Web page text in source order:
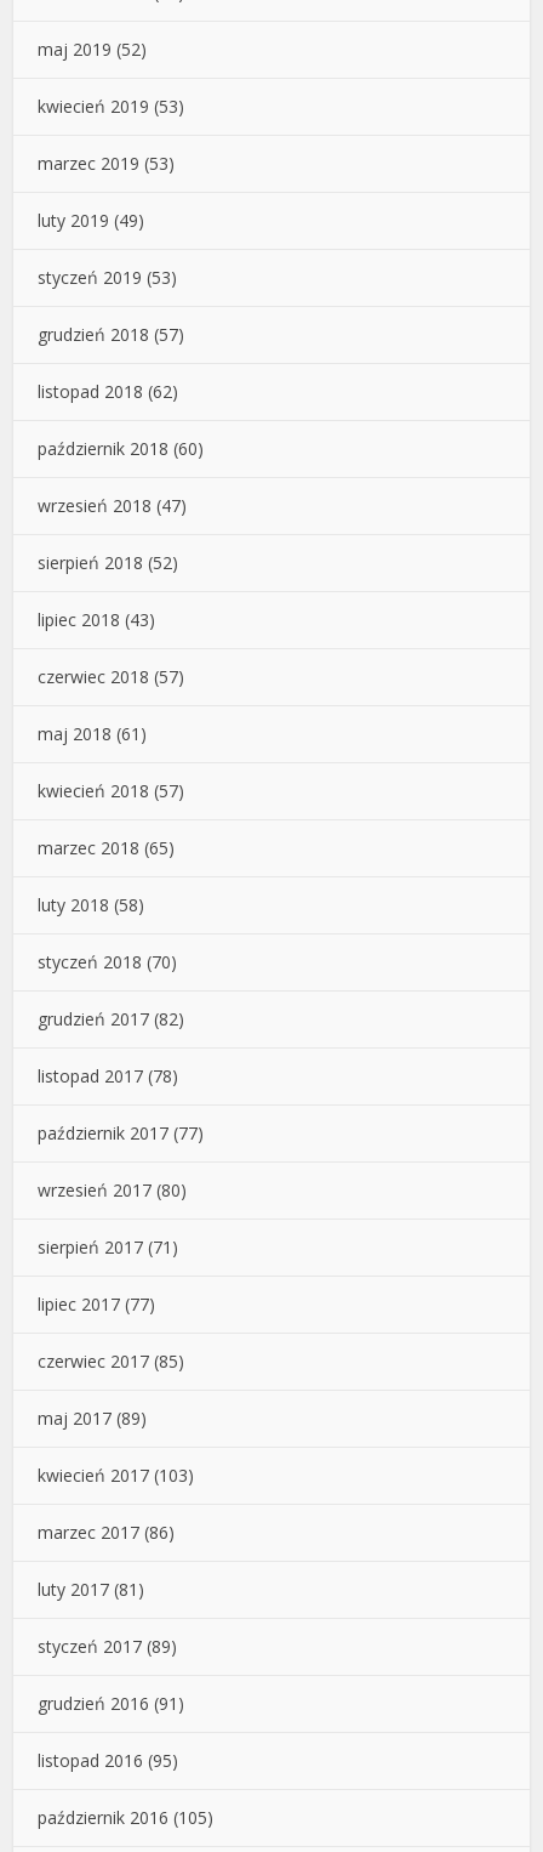
maj 2019 (52)
kwiecień 2019 (53)
marzec 2019 (53)
luty 2019 (49)
styczeń 2019 (53)
grudzień 2018 (57)
listopad 2018 (62)
październik 2018 (60)
wrzesień 2018 (47)
sierpień 2018 (52)
lipiec 2018 (43)
czerwiec 2018 (57)
maj 2018 (61)
kwiecień 2018 (57)
marzec 2018 (65)
luty 2018 (58)
styczeń 2018 (70)
grudzień 2017 (82)
listopad 2017 (78)
październik 2017 (77)
wrzesień 2017 (80)
sierpień 2017 (71)
lipiec 2017 (77)
czerwiec 2017 (85)
maj 2017 (89)
kwiecień 2017 (103)
marzec 2017 (86)
luty 2017 (81)
styczeń 2017 (89)
grudzień 2016 (91)
listopad 2016 (95)
październik 2016 (105)